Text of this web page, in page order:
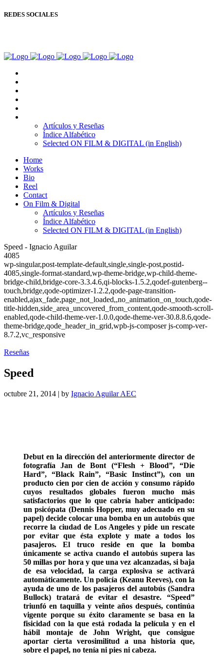
REDES SOCIALES
Artículos y Reseñas
Índice Alfabético
Selected ON FILM & DIGITAL (in English)
Home
Works
Bio
Reel
Contact
On Film & Digital
Artículos y Reseñas
Índice Alfabético
Selected ON FILM & DIGITAL (in English)
Speed - Ignacio Aguilar
4085
wp-singular,post-template-default,single,single-post,postid-
4085,single-format-standard,wp-theme-bridge,wp-child-theme-
bridge-child,bridge-core-3.3.4.6,qi-blocks-1.5.2,qodef-gutenberg--
touch,bridge,qode-optimizer-1.2.2,qode-page-transition-
enabled,ajax_fade,page_not_loaded,,no_animation_on_touch,qode-
title-hidden,side_area_uncovered_from_content,qode-smooth-scroll-
enabled,qode-child-theme-ver-1.0.0,qode-theme-ver-30.8.8.6,qode-
theme-bridge,qode_header_in_grid,wpb-js-composer js-comp-ver-
8.7.2,vc_responsive
Reseñas
Speed
octubre 21, 2014 | by Ignacio Aguilar AEC
Debut en la dirección del anteriormente director de
fotografía Jan de Bont (“Flesh + Blood”, “Die
Hard”, “Black Rain”, “Basic Instinct”), con un
producto cien por cien de acción y consumo rápido
cuyos resultados globales fueron mucho más
satisfactorios que lo que cabría haber anticipado:
un psicópata (Dennis Hopper, muy adecuado en su
papel) decide colocar una bomba en un autobús que
recorre la ciudad de Los Angeles y pide un rescate
por evitar que ésta explote y mate a todos los
pasajeros. El truco reside en que la bomba
únicamente se activa cuando el autobús supera las
50 millas por hora y que una vez alcanzadas, si baja
de esa velocidad, la carga explosiva se activará
automáticamente. Un policía (Keanu Reeves), con la
ayuda de uno de los pasajeros del autobús (Sandra
Bullock) tratará de evitar el desastre. “Speed”
triunfó en taquilla y veinte años después, continúa
vigente porque su éxito claramente se basa en la
fisicidad con la que está rodada la película y en el
hábil montaje de John Wright, que consigue
aportar cierta verosimilitud a una historia que,
sobre el papel, no tenía ni pies ni cabeza.